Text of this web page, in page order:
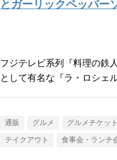
とガーリックペッパー
フジテレビ系列『料理の鉄
として有名な『ラ・ロシェル
通販 グルメ グルメチケット
テイクアウト 食事会・ランチ